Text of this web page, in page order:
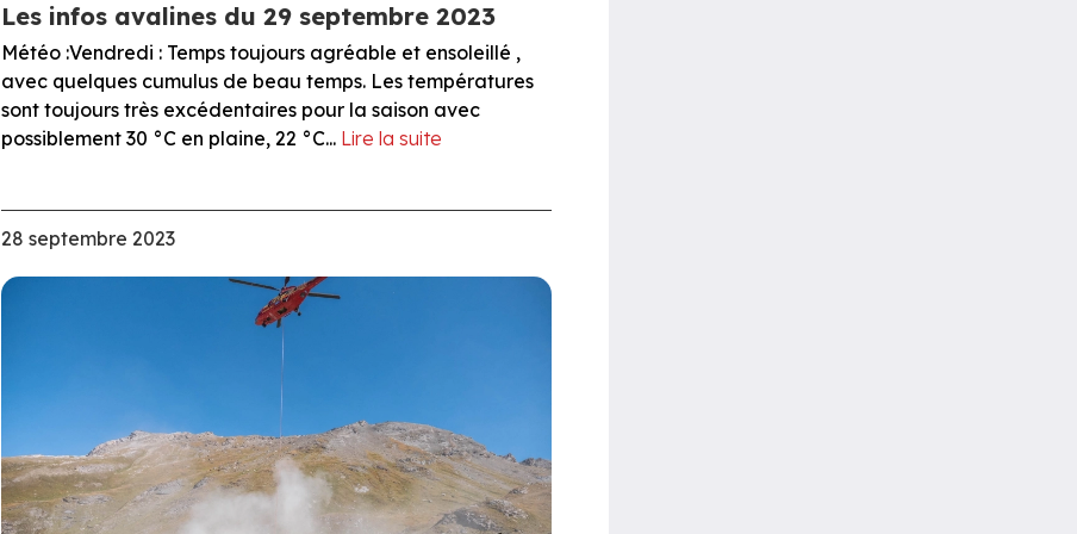
Les infos avalines du 29 septembre 2023
Météo :Vendredi : Temps toujours agréable et ensoleillé ,
avec quelques cumulus de beau temps. Les températures
sont toujours très excédentaires pour la saison avec
possiblement 30 °C en plaine, 22 °C... Lire la suite
28 septembre 2023